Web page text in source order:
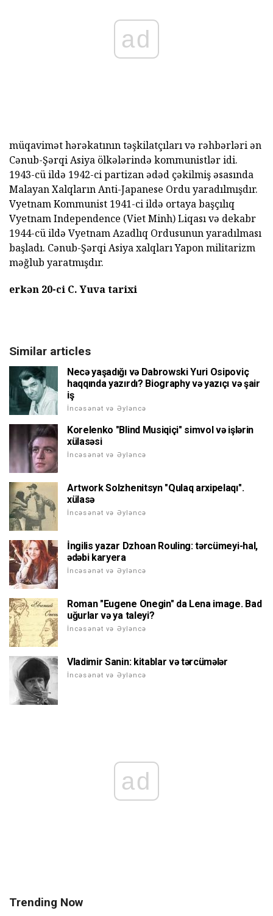
ad
müqavimət hərəkatının təşkilatçıları və rəhbərləri ən
Cənub-Şərqi Asiya ölkələrində kommunistlər idi.
1943-cü ildə 1942-ci partizan ədəd çəkilmiş əsasında
Malayan Xalqların Anti-Japanese Ordu yaradılmışdır.
Vyetnam Kommunist 1941-ci ildə ortaya başçılıq
Vyetnam Independence (Viet Minh) Liqası və dekabr
1944-cü ildə Vyetnam Azadlıq Ordusunun yaradılması
başladı. Cənub-Şərqi Asiya xalqları Yapon militarizm
məğlub yaratmışdır.
erkən 20-ci C. Yuva tarixi
Similar articles
Necə yaşadığı və Dabrowski Yuri Osipoviç
haqqında yazırdı? Biography və yazıçı və şair
iş
İncəsənət və Əyləncə
Korelenko "Blind Musiqiçi" simvol və işlərin
xülasəsi
İncəsənət və Əyləncə
Artwork Solzhenitsyn "Qulaq arxipelaqı".
xülasə
İncəsənət və Əyləncə
İngilis yazar Dzhoan Rouling: tərcümeyi-hal,
ədəbi karyera
İncəsənət və Əyləncə
Roman "Eugene Onegin" da Lena image. Bad
uğurlar və ya taleyi?
İncəsənət və Əyləncə
Vladimir Sanin: kitablar və tərcümələr
İncəsənət və Əyləncə
ad
Trending Now